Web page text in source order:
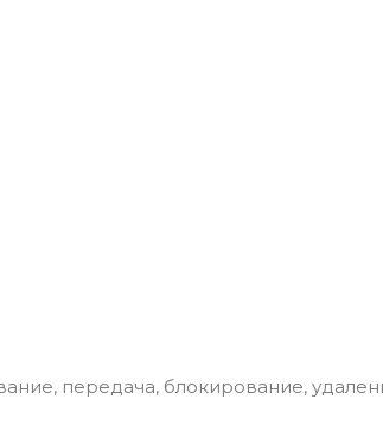
передача, блокирование,